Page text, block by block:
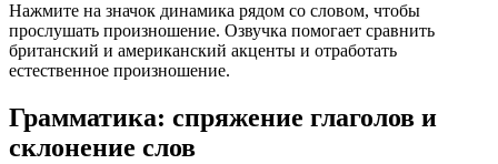
Нажмите на значок динамика рядом со словом, чтобы
прослушать произношение. Озвучка помогает сравнить
британский и американский акценты и отработать
естественное произношение.
Грамматика: спряжение глаголов и
склонение слов